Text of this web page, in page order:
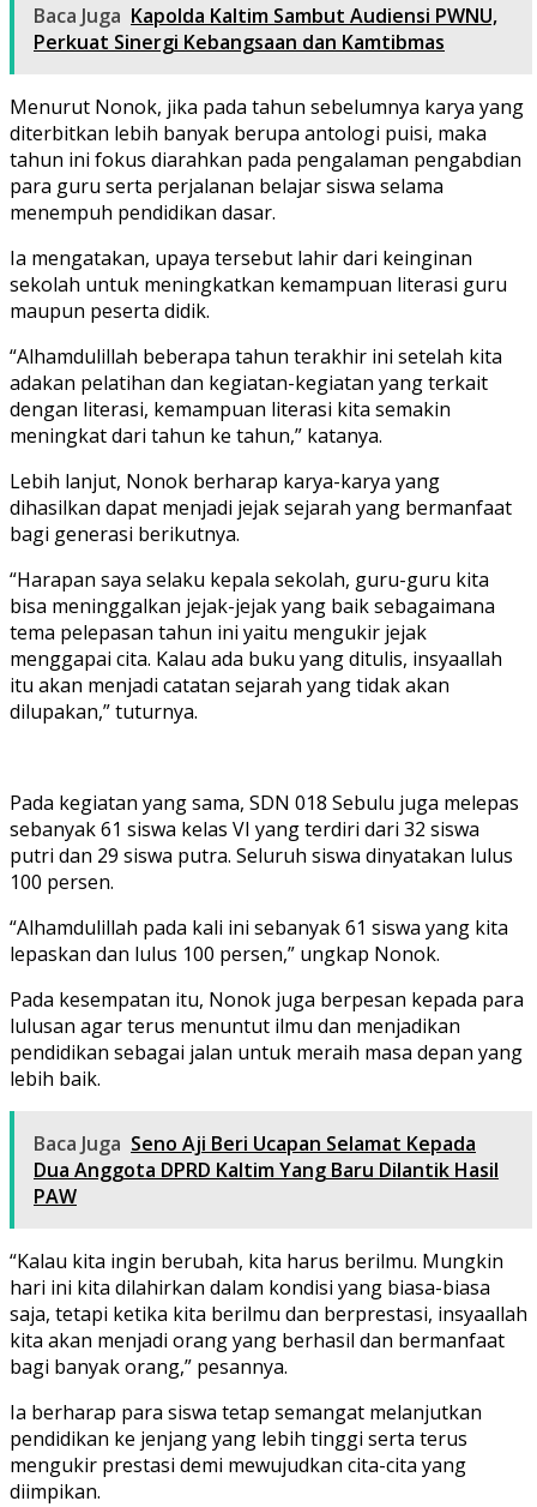
Baca Juga Kapolda Kaltim Sambut Audiensi PWNU,
Perkuat Sinergi Kebangsaan dan Kamtibmas
Menurut Nonok, jika pada tahun sebelumnya karya yang
diterbitkan lebih banyak berupa antologi puisi, maka
tahun ini fokus diarahkan pada pengalaman pengabdian
para guru serta perjalanan belajar siswa selama
menempuh pendidikan dasar.
Ia mengatakan, upaya tersebut lahir dari keinginan
sekolah untuk meningkatkan kemampuan literasi guru
maupun peserta didik.
“Alhamdulillah beberapa tahun terakhir ini setelah kita
adakan pelatihan dan kegiatan-kegiatan yang terkait
dengan literasi, kemampuan literasi kita semakin
meningkat dari tahun ke tahun,” katanya.
Lebih lanjut, Nonok berharap karya-karya yang
dihasilkan dapat menjadi jejak sejarah yang bermanfaat
bagi generasi berikutnya.
“Harapan saya selaku kepala sekolah, guru-guru kita
bisa meninggalkan jejak-jejak yang baik sebagaimana
tema pelepasan tahun ini yaitu mengukir jejak
menggapai cita. Kalau ada buku yang ditulis, insyaallah
itu akan menjadi catatan sejarah yang tidak akan
dilupakan,” tuturnya.
Pada kegiatan yang sama, SDN 018 Sebulu juga melepas
sebanyak 61 siswa kelas VI yang terdiri dari 32 siswa
putri dan 29 siswa putra. Seluruh siswa dinyatakan lulus
100 persen.
“Alhamdulillah pada kali ini sebanyak 61 siswa yang kita
lepaskan dan lulus 100 persen,” ungkap Nonok.
Pada kesempatan itu, Nonok juga berpesan kepada para
lulusan agar terus menuntut ilmu dan menjadikan
pendidikan sebagai jalan untuk meraih masa depan yang
lebih baik.
Baca Juga Seno Aji Beri Ucapan Selamat Kepada
Dua Anggota DPRD Kaltim Yang Baru Dilantik Hasil
PAW
“Kalau kita ingin berubah, kita harus berilmu. Mungkin
hari ini kita dilahirkan dalam kondisi yang biasa-biasa
saja, tetapi ketika kita berilmu dan berprestasi, insyaallah
kita akan menjadi orang yang berhasil dan bermanfaat
bagi banyak orang,” pesannya.
Ia berharap para siswa tetap semangat melanjutkan
pendidikan ke jenjang yang lebih tinggi serta terus
mengukir prestasi demi mewujudkan cita-cita yang
diimpikan.